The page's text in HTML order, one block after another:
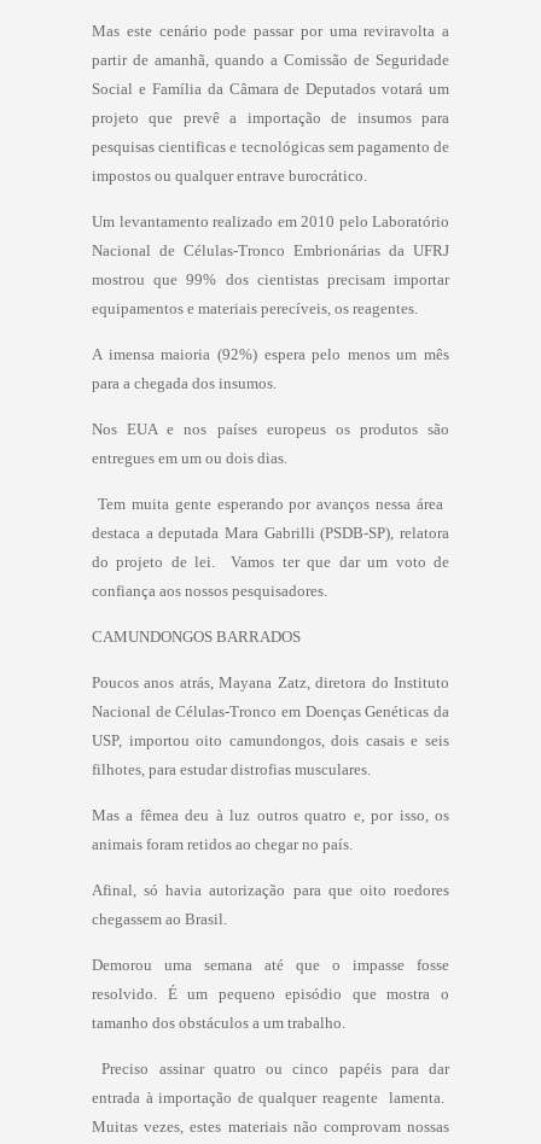
Mas este cenário pode passar por uma reviravolta a
partir de amanhã, quando a Comissão de Seguridade
Social e Família da Câmara de Deputados votará um
projeto que prevê a importação de insumos para
pesquisas cientificas e tecnológicas sem pagamento de
impostos ou qualquer entrave burocrático.
Um levantamento realizado em 2010 pelo Laboratório
Nacional de Células-Tronco Embrionárias da UFRJ
mostrou que 99% dos cientistas precisam importar
equipamentos e materiais perecíveis, os reagentes.
A imensa maioria (92%) espera pelo menos um mês
para a chegada dos insumos.
Nos EUA e nos países europeus os produtos são
entregues em um ou dois dias.
 Tem muita gente esperando por avanços nessa área 
destaca a deputada Mara Gabrilli (PSDB-SP), relatora
do projeto de lei.  Vamos ter que dar um voto de
confiança aos nossos pesquisadores.
CAMUNDONGOS BARRADOS
Poucos anos atrás, Mayana Zatz, diretora do Instituto
Nacional de Células-Tronco em Doenças Genéticas da
USP, importou oito camundongos, dois casais e seis
filhotes, para estudar distrofias musculares.
Mas a fêmea deu à luz outros quatro e, por isso, os
animais foram retidos ao chegar no país.
Afinal, só havia autorização para que oito roedores
chegassem ao Brasil.
Demorou uma semana até que o impasse fosse
resolvido. É um pequeno episódio que mostra o
tamanho dos obstáculos a um trabalho.
 Preciso assinar quatro ou cinco papéis para dar
entrada à importação de qualquer reagente  lamenta. 
Muitas vezes, estes materiais não comprovam nossas